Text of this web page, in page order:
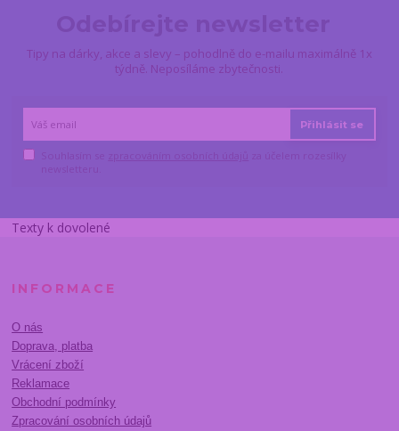
Tipy na dárky, akce a slevy – pohodlně do e-mailu maximálně 1x
týdně. Neposíláme zbytečnosti.
Přihlásit se
Texty k dovolené
INFORMACE
O nás
Doprava, platba
Vrácení zboží
Reklamace
Obchodní podmínky
Zpracování osobních údajů